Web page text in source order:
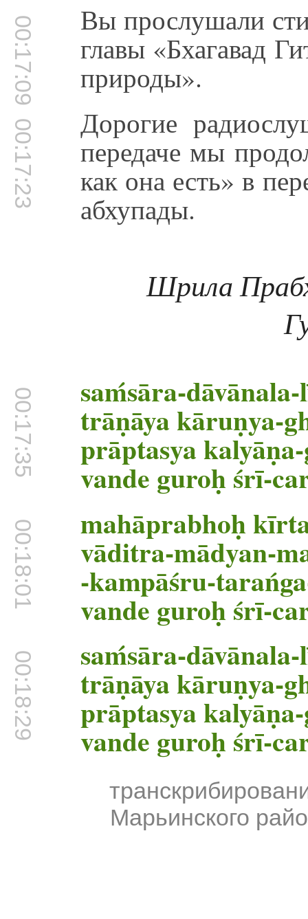
00:17:09 Вы прослушали
главы «Бхагавад
природы».
00:17:23 Дорогие
передаче мы
как она есть» в
абхупады.
Шрила
00:17:35 saḿsāra-
trāṇāya kāruṇya-
prāptasya
vande guroḥ śrī-
00:18:01 mahāprabhoḥ
vāditra-mādyan-
-kampāśru-
vande guroḥ śrī-
00:18:29 saḿsāra-
trāṇāya kāruṇya-
prāptasya
vande guroḥ śrī-
Марьинского